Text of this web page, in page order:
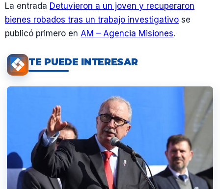
La entrada Detuvieron a un joven y recuperaron
bienes robados tras un trabajo investigativo se
publicó primero en AM – Agencia Misiones.
TE PUEDE INTERESAR